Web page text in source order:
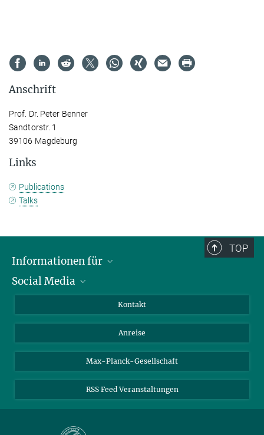
Anschrift
Prof. Dr. Peter Benner
Sandtorstr. 1
39106 Magdeburg
Links
Publications
Talks
TOP
Informationen für
Wissenschaftlerinnen und Wissenschaftler
Bewerberinnen und Bewerber
Schülerinnen und Schüler
Social Media
Mastodon
Kontakt
Anreise
Max-Planck-Gesellschaft
RSS Feed Veranstaltungen